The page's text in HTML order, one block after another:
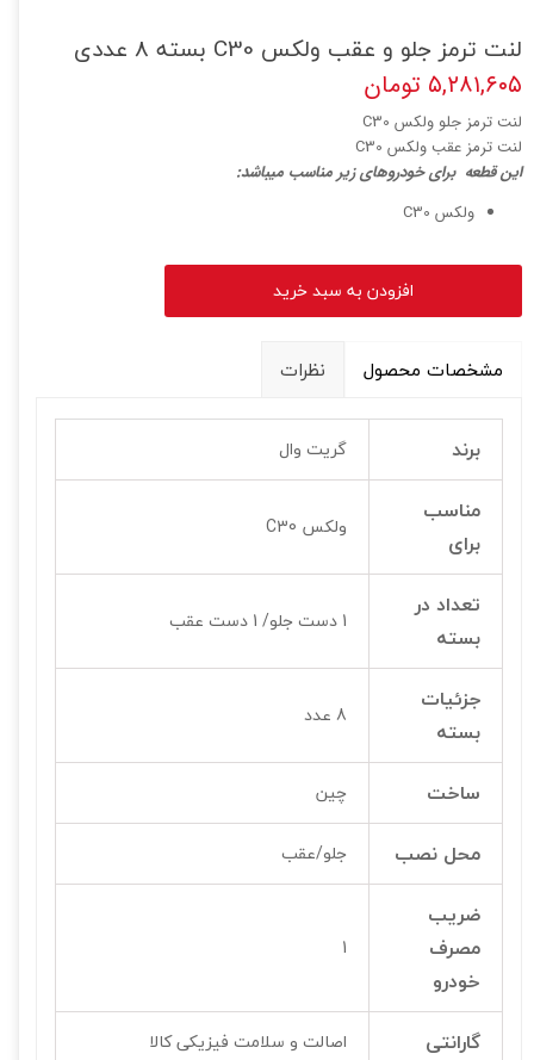
لنت ترمز جلو و عقب ولکس C30 بسته 8 عددی
۵,۲۸۱,۶۰۵ تومان
لنت ترمز جلو ولکس C30
لنت ترمز عقب ولکس C30
این قطعه برای خودروهای زیر مناسب میباشد:
ولکس C30
افزودن به سبد خرید
مشخصات محصول نظرات
برند گریت وال
مناسب
برای
ولکس C30
تعداد در
بسته
1 دست جلو/ 1 دست عقب
جزئیات
بسته
8 عدد
ساخت چین
محل نصب جلو/عقب
ضریب
مصرف
خودرو
1
گارانتی اصالت و سلامت فیزیکی کالا